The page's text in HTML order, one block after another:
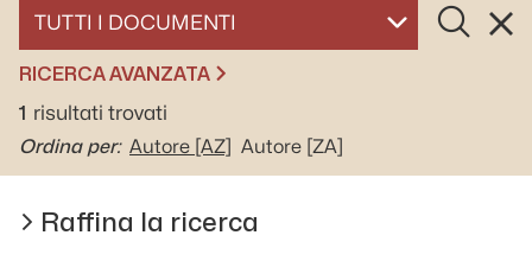
SELEZIONA UN DOCUMENTO
Cerca
RICERCA AVANZATA
1 risultati trovati
Ordina per: Autore [AZ] Autore [ZA]
Raffina la ricerca